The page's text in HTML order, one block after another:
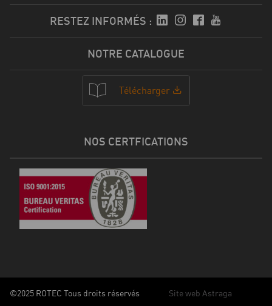
RESTEZ INFORMÉS :
NOTRE CATALOGUE
Télécharger
NOS CERTFICATIONS
©2025 ROTEC Tous droits réservés
Site web Astraga